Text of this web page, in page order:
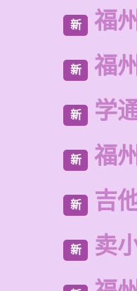
新 福
新 福
新 学
新 福
新 吉
新 卖